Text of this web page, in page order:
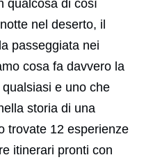
qualcosa di così
nel deserto, il
passeggiata nei
cosa fa davvero la
e uno che
storia di una
trovate 12 esperienze
itinerari pronti con